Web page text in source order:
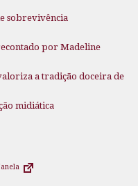
sobrevivência
por Madeline
a tradição doceira de
midiática